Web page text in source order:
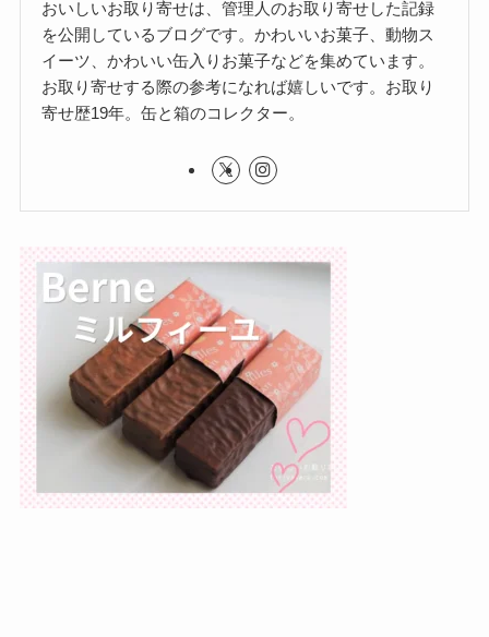
おいしいお取り寄せは、管理人のお取り寄せした記録
を公開しているブログです。かわいいお菓子、動物ス
イーツ、かわいい缶入りお菓子などを集めています。
お取り寄せする際の参考になれば嬉しいです。お取り
寄せ歴19年。缶と箱のコレクター。